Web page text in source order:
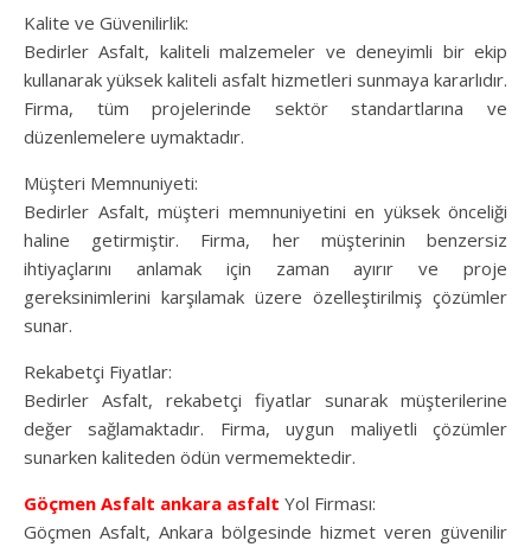
Kalite ve Güvenilirlik:
Bedirler Asfalt, kaliteli malzemeler ve deneyimli bir ekip
kullanarak yüksek kaliteli asfalt hizmetleri sunmaya kararlıdır.
Firma, tüm projelerinde sektör standartlarına ve
düzenlemelere uymaktadır.
Müşteri Memnuniyeti:
Bedirler Asfalt, müşteri memnuniyetini en yüksek önceliği
haline getirmiştir. Firma, her müşterinin benzersiz
ihtiyaçlarını anlamak için zaman ayırır ve proje
gereksinimlerini karşılamak üzere özelleştirilmiş çözümler
sunar.
Rekabetçi Fiyatlar:
Bedirler Asfalt, rekabetçi fiyatlar sunarak müşterilerine
değer sağlamaktadır. Firma, uygun maliyetli çözümler
sunarken kaliteden ödün vermemektedir.
Göçmen Asfalt ankara asfalt Yol Firması:
Göçmen Asfalt, Ankara bölgesinde hizmet veren güvenilir